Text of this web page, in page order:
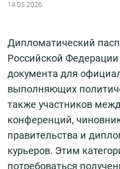
14.05.2026
Дипломатический
Российской
документа для
выполняющих
также участников
конференций,
правительства и
курьеров. Этим
потребоваться